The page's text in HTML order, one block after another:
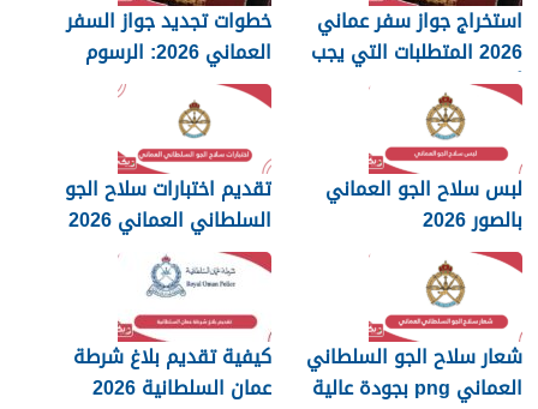
استخراج جواز سفر عماني
2026 المتطلبات التي يجب
أن تعرفها
خطوات تجديد جواز السفر
العماني 2026: الرسوم
والمستندات المطلوبة
لبس سلاح الجو العماني
بالصور 2026
تقديم اختبارات سلاح الجو
السلطاني العماني 2026
شعار سلاح الجو السلطاني
العماني png بجودة عالية
كيفية تقديم بلاغ شرطة
عمان السلطانية 2026